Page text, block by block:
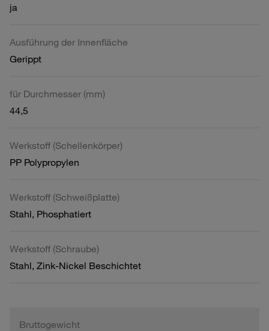
ja
Ausführung der Innenfläche
Gerippt
für Durchmesser (mm)
44,5
Werkstoff (Schellenkörper)
PP Polypropylen
Werkstoff (Schweißplatte)
Stahl, Phosphatiert
Werkstoff (Schraube)
Stahl, Zink-Nickel Beschichtet
Bruttogewicht